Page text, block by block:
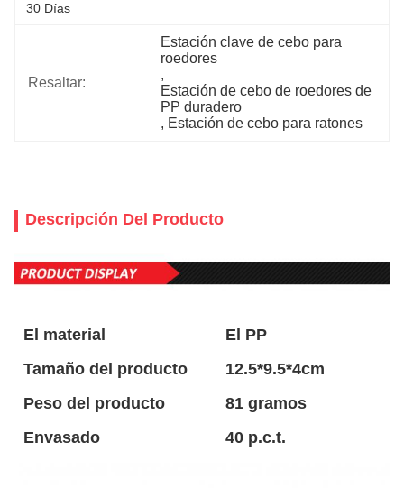
30 Días
Resaltar:
Estación clave de cebo para
roedores
,
Estación de cebo de roedores de
PP duradero
, Estación de cebo para ratones
Descripción Del Producto
El material
El PP
Tamaño del producto
12.5*9.5*4cm
Peso del producto
81 gramos
Envasado
40 p.c.t.